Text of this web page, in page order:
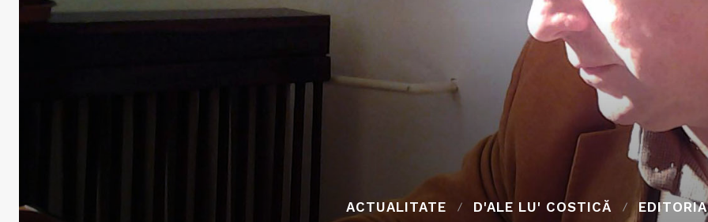
ACTUALITATE D'ALE LU' COSTICĂ